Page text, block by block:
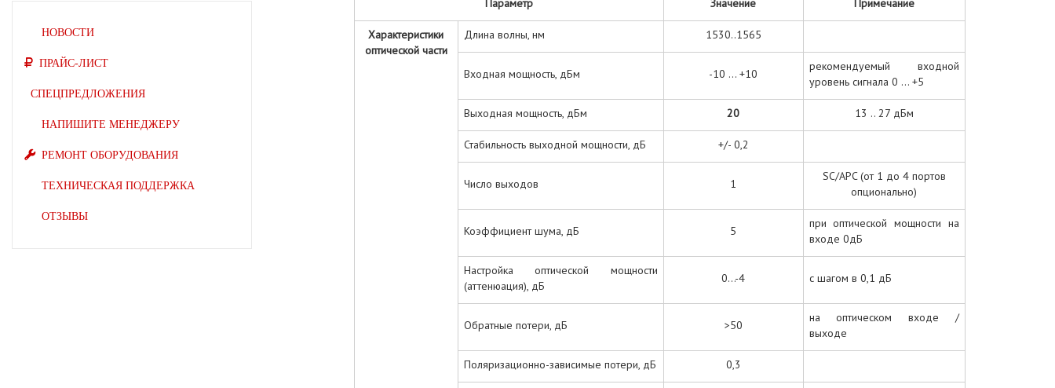
НОВОСТИ
ПРАЙС-ЛИСТ
СПЕЦПРЕДЛОЖЕНИЯ
НАПИШИТЕ МЕНЕДЖЕРУ
РЕМОНТ ОБОРУДОВАНИЯ
ТЕХНИЧЕСКАЯ ПОДДЕРЖКА
ОТЗЫВЫ
Параметр Значение Примечание
Характеристики
оптической части
Длина волны, нм 1530..1565
Входная мощность, дБм -10 ... +10
рекомендуемый входной
уровень сигнала 0 ... +5
Выходная мощность, дБм 20 13 .. 27 дБм
Стабильность выходной мощности, дБ +/- 0,2
Число выходов 1
SC/APC (от 1 до 4 портов
опционально)
Коэффициент шума, дБ 5
при оптической мощности на
входе 0дБ
Настройка оптической мощности
(аттенюация), дБ
0...-4 с шагом в 0,1 дБ
Обратные потери, дБ >50
на оптическом входе /
выходе
Поляризационно-зависимые потери, дБ 0,3